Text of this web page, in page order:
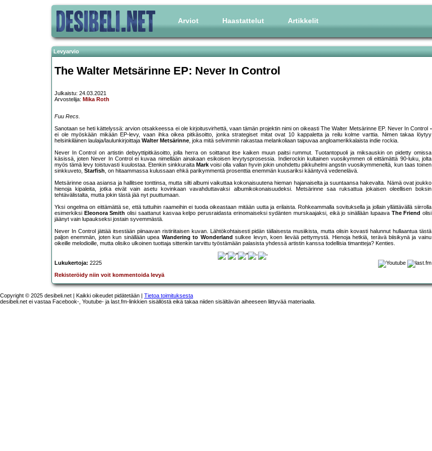
Arviot Haastattelut Artikkelit
Levyarvio
The Walter Metsärinne EP: Never In Control
Julkaistu: 24.03.2021
Arvostelija: Mika Roth
Fuu Recs.
Sanotaan se heti kättelyssä: arvion otsakkeessa ei ole kirjoitusvirhettä, vaan tämän projektin nimi on oikeasti The Walter Metsärinne EP. Never In Control
ei ole myöskään mikään EP-levy, vaan ihka oikea pitkäsoitto, jonka strategiset mitat ovat 10 kappaletta ja reilu kolme varttia. Nimen takaa löytyy
helsinkiläinen laulaja/laulunkirjoittaja Walter Metsärinne, joka mitä selvimmin rakastaa melankoliaan taipuvaa angloamerikkalaista indie rockia.
Never In Control on artistin debyyttipitkäsoitto, jolla herra on soittanut itse kaiken muun paitsi rummut. Tuotantopuoli ja miksauskin on pidetty omissa
käsissä, joten Never In Control ei kuvaa nimellään ainakaan esikoisen levytysprosessia. Indierockin kultainen vuosikymmen oli eittämättä 90-luku, jolta
myös tämä levy toistuvasti kuulostaa. Etenkin sinkkuraita Mark voisi olla vallan hyvin jokin unohdettu pikkuhelmi angstin vuosikymmeneltä, kun taas toinen
sinkkuveto, Starfish, on hitaammassa kulussaan ehkä parikymmentä prosenttia enemmän kuusariksi kääntyvä vedenelävä.
Metsärinne osaa asiansa ja hallitsee tonttinsa, mutta silti albumi vaikuttaa kokonaisuutena hieman hajanaiselta ja suuntaansa hakevalta. Nämä ovat joukko
hienoja kipaleita, jotka eivät vain asetu kovinkaan vavahduttavaksi albumikokonaisuudeksi. Metsärinne saa ruksattua jokaisen oleellisen boksin
tehtävälistalta, mutta jokin tästä jää nyt puuttumaan.
Yksi ongelma on eittämättä se, että tuttuihin raameihin ei tuoda oikeastaan mitään uutta ja erilaista. Rohkeammalla sovituksella ja jollain yllättävällä siirrolla
esimerkiksi Eleonora Smith olisi saattanut kasvaa kelpo perusraidasta erinomaiseksi sydänten murskaajaksi, eikä jo sinällään lupaava The Friend olisi
jäänyt vain lupaukseksi jostain syvemmästä.
Never In Control jättää itsestään piinaavan ristiriitaisen kuvan. Lähtökohtaisesti pidän tällaisesta musiikista, mutta olisin kovasti halunnut hullaantua tästä
paljon enemmän, joten kun sinällään upea Wandering to Wonderland sulkee levyn, koen lievää pettymystä. Hienoja hetkiä, terävä biisikynä ja vainu
oikeille melodioille, mutta olisiko ulkoinen tuottaja sittenkin tarvittu työstämään palasista yhdessä artistin kanssa todellisia timantteja? Kenties.
Lukukertoja: 2225
Rekisteröidy niin voit kommentoida levyä
Copyright © 2025 desibeli.net | Kaikki oikeudet pidätetään | Tietoa toimituksesta
desibeli.net ei vastaa Facebook-, Youtube- ja last.fm-linkkien sisällöstä eikä takaa niiden sisältävän aiheeseen liittyvää materiaalia.